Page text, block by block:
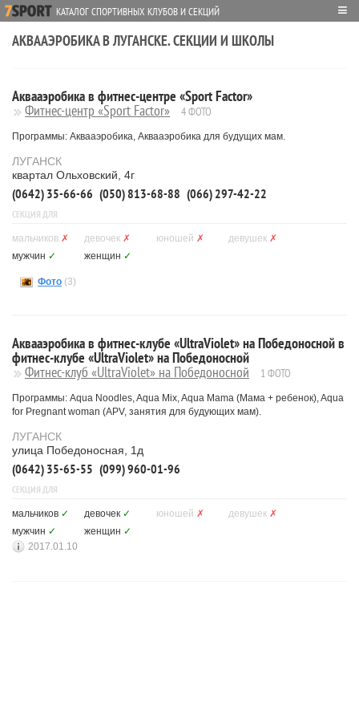
КАТАЛОГ СПОРТИВНЫХ КЛУБОВ И СЕКЦИЙ ≡
АКВААЭРОБИКА В ЛУГАНСКЕ. СЕКЦИИ И ШКОЛЫ
Аквааэробика в фитнес-центре «Sport Factor»
Фитнес-центр «Sport Factor» 4 ФОТО
Программы: Аквааэробика, Аквааэробика для будущих мам.
ЛУГАНСК
квартал Ольховский, 4г
(0642) 35-66-66 (050) 813-68-88 (066) 297-42-22
СЕКЦИЯ ДЛЯ
мальчиков ✗ девочек ✗ юношей ✗ девушек ✗
мужчин ✓ женщин ✓
Фото (3)
Аквааэробика в фитнес-клубе «UltraViolet» на Победоносной в
фитнес-клубе «UltraViolet» на Победоносной
Фитнес-клуб «UltraViolet» на Победоносной 1 ФОТО
Программы: Aqua Noodles, Aqua Mix, Aqua Mama (Мама + ребенок), Aqua
for Pregnant woman (APV, занятия для будующих мам).
ЛУГАНСК
улица Победоносная, 1д
(0642) 35-65-55 (099) 960-01-96
СЕКЦИЯ ДЛЯ
мальчиков ✓ девочек ✓ юношей ✗ девушек ✗
мужчин ✓ женщин ✓
2017.01.10